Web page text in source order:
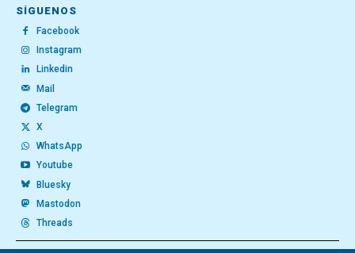
SÍGUENOS
Facebook
Instagram
Linkedin
Mail
Telegram
X
WhatsApp
Youtube
Bluesky
Mastodon
Threads